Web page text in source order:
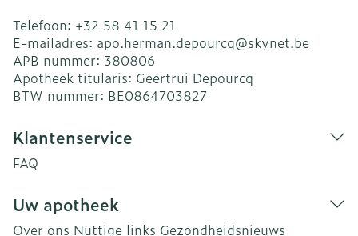
Telefoon: +32 58 41 15 21
E-mailadres: apo.herman.depourcq@skynet.be
APB nummer: 380806
Apotheek titularis: Geertrui Depourcq
BTW nummer: BE0864703827
Klantenservice
FAQ
Uw apotheek
Over ons Nuttige links Gezondheidsnieuws